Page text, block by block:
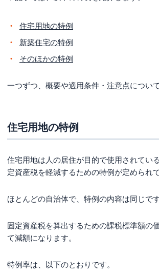
住宅用地の特例
新築住宅の特例
そのほかの特例
一つずつ、概要や適用条件・注意点につい
住宅用地の特例
住宅用地は人の居住が目的で使用されてい
定資産税を軽減するための特例が定められて
ほとんどの自治体で、特例の内容は同じです
固定資産税を算出するための課税標準額の
て減額になります。
特例率は、以下のとおりです。